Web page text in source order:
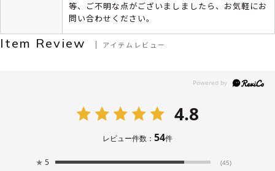
等、ご不明な点がございましましたら、お気軽にお
問い合わせください。
Item Review アイテムレビュー
4.8
レビュー件数： 54件
★ 5 (45)